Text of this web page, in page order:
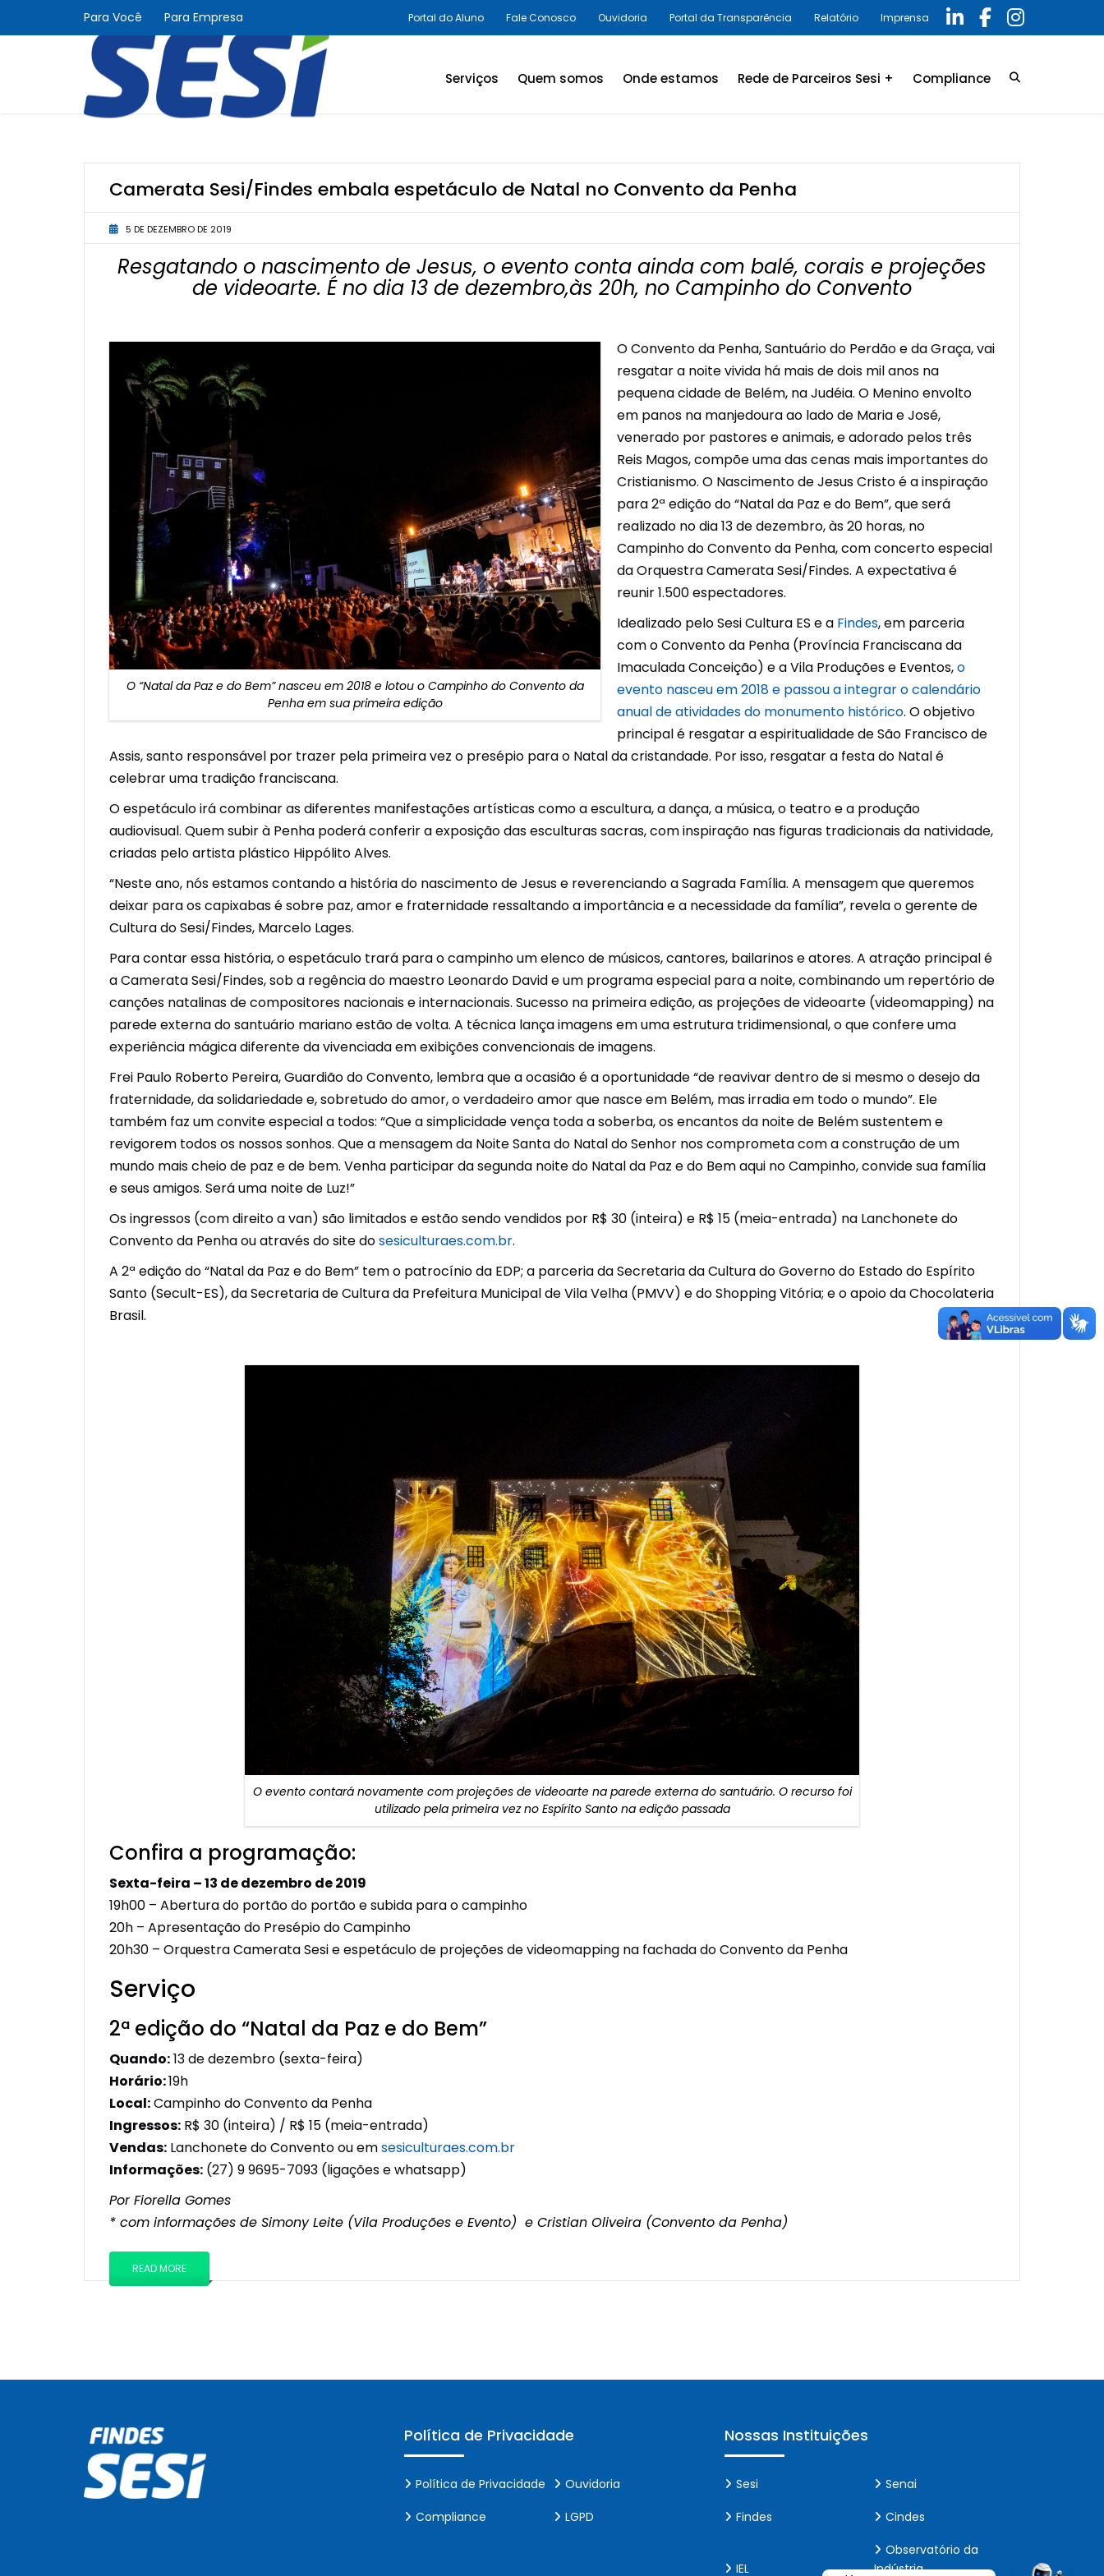
Para Você Para Empresa Portal do Aluno Fale Conosco Ouvidoria Portal da Transparência Relatório Imprensa
Serviços
Programas Legais,
Avaliações Ambientais e
Laudos Técnicos
Palestras e Cursos
Contrato de Seviços – SSI –
Saúde e Segurança na
Indústria
Quem somos Onde estamos Rede de Parceiros Sesi + Compliance
Programa de Compliance
Camerata Sesi/Findes embala espetáculo de Natal no Convento da Penha
5 DE DEZEMBRO DE 2019
Resgatando o nascimento de Jesus, o evento conta ainda com balé, corais e projeções
de videoarte. É no dia 13 de dezembro,às 20h, no Campinho do Convento
O “Natal da Paz e do Bem” nasceu em 2018 e lotou o Campinho do Convento da
Penha em sua primeira edição
O Convento da Penha, Santuário do Perdão e da Graça, vai
resgatar a noite vivida há mais de dois mil anos na
pequena cidade de Belém, na Judéia. O Menino envolto
em panos na manjedoura ao lado de Maria e José,
venerado por pastores e animais, e adorado pelos três
Reis Magos, compõe uma das cenas mais importantes do
Cristianismo. O Nascimento de Jesus Cristo é a inspiração
para 2ª edição do “Natal da Paz e do Bem”, que será
realizado no dia 13 de dezembro, às 20 horas, no
Campinho do Convento da Penha, com concerto especial
da Orquestra Camerata Sesi/Findes. A expectativa é
reunir 1.500 espectadores.
Idealizado pelo Sesi Cultura ES e a Findes, em parceria
com o Convento da Penha (Província Franciscana da
Imaculada Conceição) e a Vila Produções e Eventos,o
evento nasceu em 2018 e passou a integrar o calendário
anual de atividades do monumento histórico. O objetivo
principal é resgatar a espiritualidade de São Francisco de
Assis, santo responsável por trazer pela primeira vez o presépio para o Natal da cristandade. Por isso, resgatar a festa do Natal é
celebrar uma tradição franciscana.
O espetáculo irá combinar as diferentes manifestações artísticas como a escultura, a dança, a música, o teatro e a produção
audiovisual. Quem subir à Penha poderá conferir a exposição das esculturas sacras, com inspiração nas figuras tradicionais da natividade,
criadas pelo artista plástico Hippólito Alves.
“Neste ano, nós estamos contando a história do nascimento de Jesus e reverenciando a Sagrada Família. A mensagem que queremos
deixar para os capixabas é sobre paz, amor e fraternidade ressaltando a importância e a necessidade da família”, revela o gerente de
Cultura do Sesi/Findes, Marcelo Lages.
Para contar essa história, o espetáculo trará para o campinho um elenco de músicos, cantores, bailarinos e atores. A atração principal é
a Camerata Sesi/Findes, sob a regência do maestro Leonardo David e um programa especial para a noite, combinando um repertório de
canções natalinas de compositores nacionais e internacionais. Sucesso na primeira edição, as projeções de videoarte (videomapping) na
parede externa do santuário mariano estão de volta. A técnica lança imagens em uma estrutura tridimensional, o que confere uma
experiência mágica diferente da vivenciada em exibições convencionais de imagens.
Frei Paulo Roberto Pereira, Guardião do Convento, lembra que a ocasião é a oportunidade “de reavivar dentro de si mesmo o desejo da
fraternidade, da solidariedade e, sobretudo do amor, o verdadeiro amor que nasce em Belém, mas irradia em todo o mundo”. Ele
também faz um convite especial a todos: “Que a simplicidade vença toda a soberba, os encantos da noite de Belém sustentem e
revigorem todos os nossos sonhos. Que a mensagem da Noite Santa do Natal do Senhor nos comprometa com a construção de um
mundo mais cheio de paz e de bem. Venha participar da segunda noite do Natal da Paz e do Bem aqui no Campinho, convide sua família
e seus amigos. Será uma noite de Luz!”
Os ingressos (com direito a van) são limitados e estão sendo vendidos por R$ 30 (inteira) e R$ 15 (meia-entrada) na Lanchonete do
Convento da Penha ou através do site dosesiculturaes.com.br.
A 2ª edição do “Natal da Paz e do Bem” tem o patrocínio da EDP; a parceria da Secretaria da Cultura do Governo do Estado do Espírito
Santo (Secult-ES), da Secretaria de Cultura da Prefeitura Municipal de Vila Velha (PMVV) e do Shopping Vitória; e o apoio da Chocolateria
Brasil.
O evento contará novamente com projeções de videoarte na parede externa do santuário. O recurso foi
utilizado pela primeira vez no Espírito Santo na edição passada
Confira a programação:
Sexta-feira – 13 de dezembro de 2019
19h00 – Abertura do portão do portão e subida para o campinho
20h – Apresentação do Presépio do Campinho
20h30 – Orquestra Camerata Sesi e espetáculo de projeções de videomapping na fachada do Convento da Penha
Serviço
2ª edição do “Natal da Paz e do Bem”
Quando:13 de dezembro (sexta-feira)
Horário:19h
Local:Campinho do Convento da Penha
Ingressos: R$ 30 (inteira) / R$ 15 (meia-entrada)
Vendas: Lanchonete do Convento ou emsesiculturaes.com.br
Informações: (27) 9 9695-7093 (ligações e whatsapp)
Por Fiorella Gomes
* com informações de Simony Leite (Vila Produções e Evento) e Cristian Oliveira (Convento da Penha)
READ MORE
Política de Privacidade
Política de Privacidade
Ouvidoria
Compliance
LGPD
Nossas Instituições
Sesi
Senai
Findes
Cindes
IEL
Observatório da
Indústria